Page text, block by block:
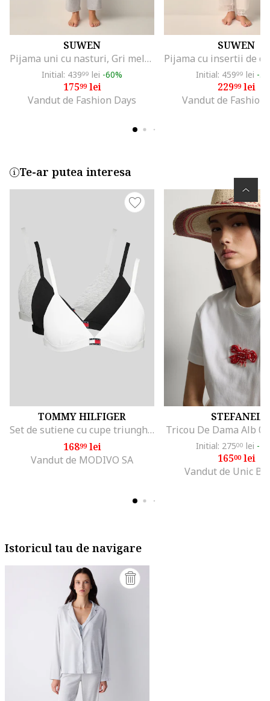
SUWEN
Pijama uni cu nasturi, Gri melange
Initial: 43999 lei -60%
17599lei
Vandut de Fashion Days
SUWEN
Initial: 45999 lei -
22999lei
Vandut de Fashion
Te-ar putea interesa
TOMMY HILFIGER
Set de sutiene cu cupe triunghiulare si detaliu logo - 3 perechi, Alb/Negru/Gri melange
16899lei
Vandut de MODIVO SA
STEFANEL
Tricou De Dama Alb
Initial: 27500 lei -
16500lei
Vandut de Unic
Istoricul tau de navigare